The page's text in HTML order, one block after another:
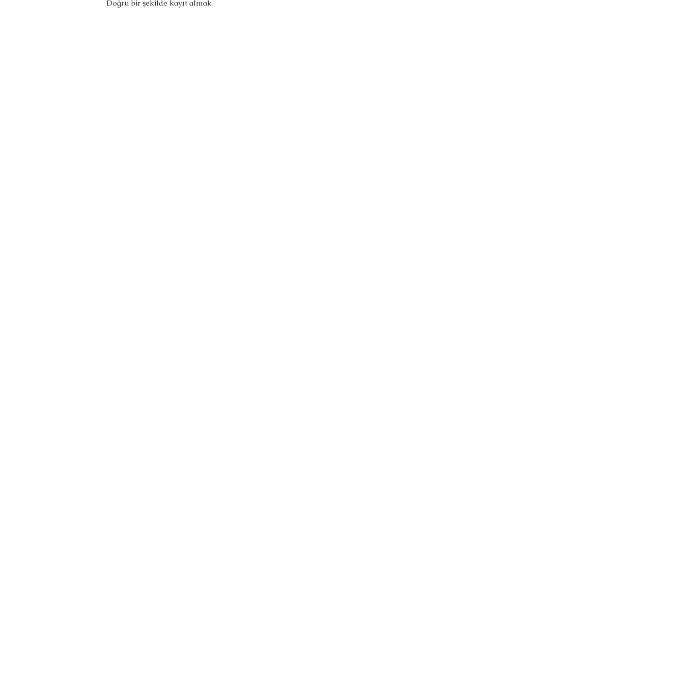
Doğru bir şekilde kayıt almak